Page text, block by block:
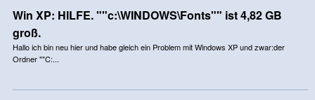
Win XP: HILFE. ""c:\WINDOWS\Fonts"" ist 4,82 GB
groß.
Hallo ich bin neu hier und habe gleich ein Problem mit Windows XP und zwar:der
Ordner ""C:...